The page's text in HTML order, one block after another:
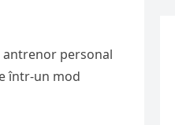
antrenor personal
într-un mod